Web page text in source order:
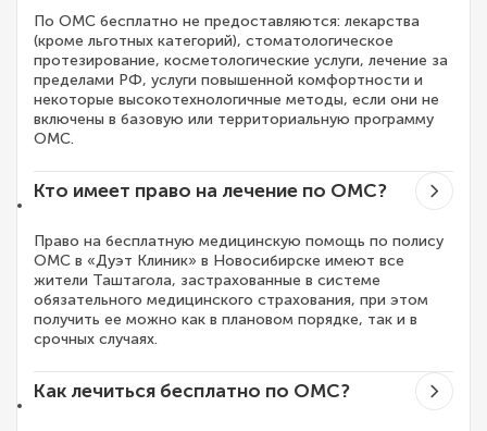
По ОМС бесплатно не предоставляются: лекарства
(кроме льготных категорий), стоматологическое
протезирование, косметологические услуги, лечение за
пределами РФ, услуги повышенной комфортности и
некоторые высокотехнологичные методы, если они не
включены в базовую или территориальную программу
ОМС.
Кто имеет право на лечение по ОМС?
Право на бесплатную медицинскую помощь по полису
ОМС в «Дуэт Клиник» в Новосибирске имеют все
жители Таштагола, застрахованные в системе
обязательного медицинского страхования, при этом
получить ее можно как в плановом порядке, так и в
срочных случаях.
Как лечиться бесплатно по ОМС?